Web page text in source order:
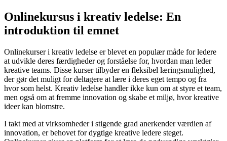
Onlinekursus i kreativ ledelse: En
introduktion til emnet
Onlinekurser i kreativ ledelse er blevet en populær måde for ledere
at udvikle deres færdigheder og forståelse for, hvordan man leder
kreative teams. Disse kurser tilbyder en fleksibel læringsmulighed,
der gør det muligt for deltagere at lære i deres eget tempo og fra
hvor som helst. Kreativ ledelse handler ikke kun om at styre et team,
men også om at fremme innovation og skabe et miljø, hvor kreative
ideer kan blomstre.
I takt med at virksomheder i stigende grad anerkender værdien af
innovation, er behovet for dygtige kreative ledere steget.